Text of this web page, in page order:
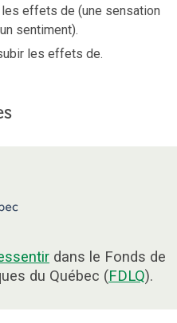
les effets de (une sensation
sentiment).
les effets de.
dans le Fonds de
du Québec (FDLQ).